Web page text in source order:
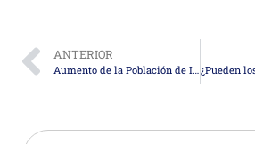
ANTERIOR
Aumento de la Población de Inmigrantes No Autorizados en EE. UU.